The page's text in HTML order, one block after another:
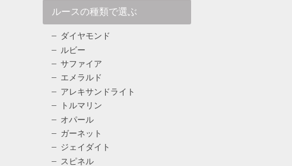
ルースの種類で選ぶ
ダイヤモンド
ルビー
サファイア
エメラルド
アレキサンドライト
トルマリン
オパール
ガーネット
ジェイダイト
スピネル